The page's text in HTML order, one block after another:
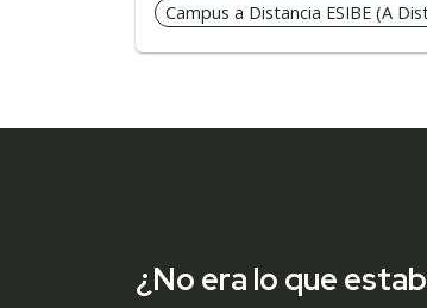
Campus a Distancia ESIBE (A
¿No era lo que